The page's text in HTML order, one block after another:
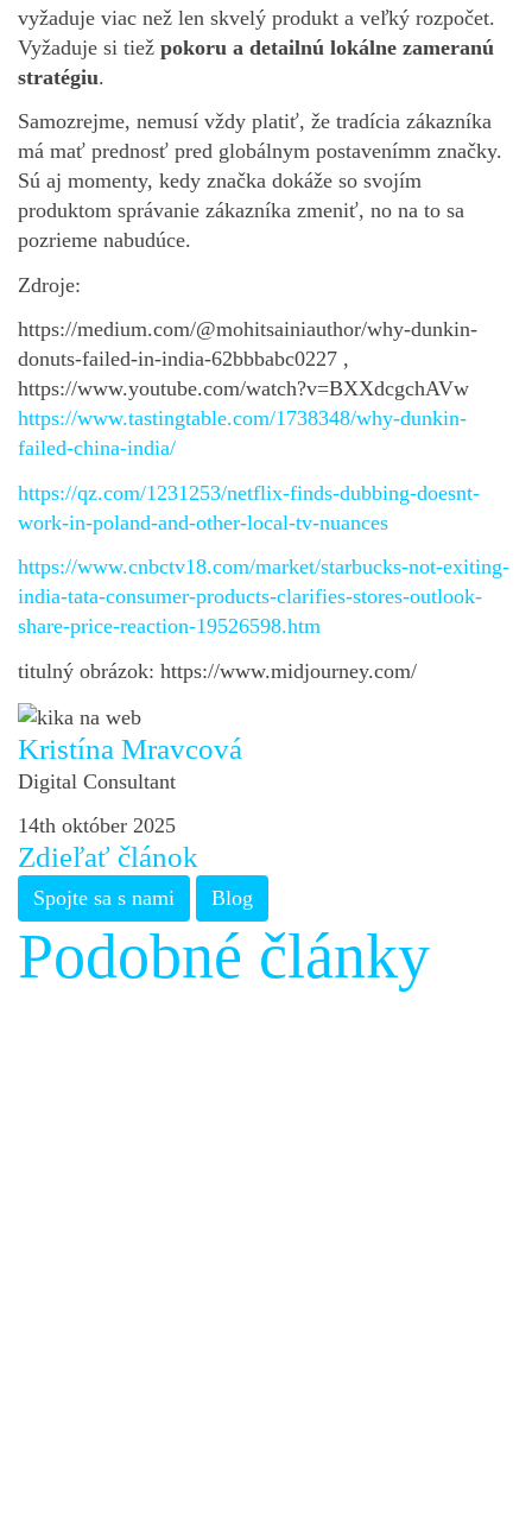
vyžaduje viac než len skvelý produkt a veľký rozpočet.
Vyžaduje si tiež pokoru a detailnú lokálne zameranú
stratégiu.
Samozrejme, nemusí vždy platiť, že tradícia zákazníka
má mať prednosť pred globálnym postavenímm značky.
Sú aj momenty, kedy značka dokáže so svojím
produktom správanie zákazníka zmeniť, no na to sa
pozrieme nabudúce.
Zdroje:
https://medium.com/@mohitsainiauthor/why-dunkin-
donuts-failed-in-india-62bbbabc0227 ,
https://www.youtube.com/watch?v=BXXdcgchAVw
https://www.tastingtable.com/1738348/why-dunkin-
failed-china-india/
https://qz.com/1231253/netflix-finds-dubbing-doesnt-
work-in-poland-and-other-local-tv-nuances
https://www.cnbctv18.com/market/starbucks-not-exiting-
india-tata-consumer-products-clarifies-stores-outlook-
share-price-reaction-19526598.htm
titulný obrázok: https://www.midjourney.com/
Kristína Mravcová
Digital Consultant
14th október 2025
Zdieľať článok
Spojte sa s nami Blog
Podobné články